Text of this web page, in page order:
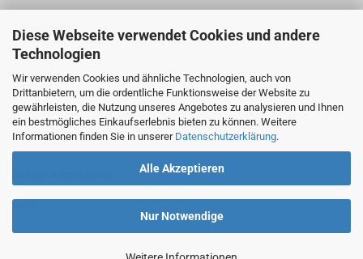
Diese Webseite verwendet Cookies und andere
Technologien
Wir verwenden Cookies und ähnliche Technologien, auch von
Drittanbietern, um die ordentliche Funktionsweise der Website zu
gewährleisten, die Nutzung unseres Angebotes zu analysieren und Ihnen
ein bestmögliches Einkaufserlebnis bieten zu können. Weitere
Informationen finden Sie in unserer Datenschutzerklärung.
Alle Akzeptieren
Nur Notwendige
Zahlungsarten
Widerrufsrecht
AGB